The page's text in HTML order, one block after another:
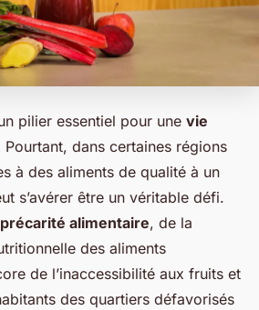
pilier essentiel pour une vie
dans certaines régions
à des aliments de qualité à un
s’avérer être un véritable défi.
précarité alimentaire, de la
des aliments
de l’inaccessibilité aux fruits et
des quartiers défavorisés